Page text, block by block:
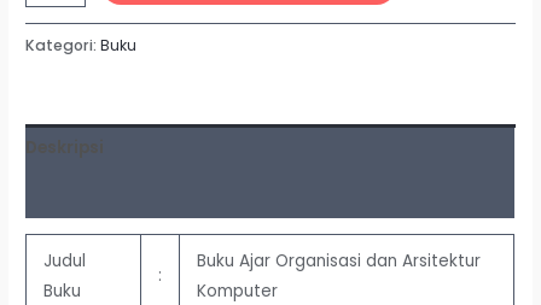
Kategori:Buku
Deskripsi
Judul
Buku
:
Buku Ajar Organisasi dan Arsitektur
Komputer